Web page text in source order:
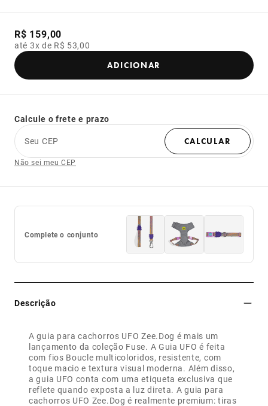
R$ 159,00
até 3x de R$ 53,00
ADICIONAR
Calcule o frete e prazo
Seu CEP
CALCULAR
Não sei meu CEP
Complete o conjunto
Descrição
A guia para cachorros UFO Zee.Dog é mais um
lançamento da coleção Fuse. A Guia UFO é feita
com fios Boucle multicoloridos, resistente, com
toque macio e textura visual moderna. Além disso,
a guia UFO conta com uma etiqueta exclusiva que
reflete quando exposta a luz direta. A guia para
cachorros UFO Zee.Dog é realmente premium: tiras